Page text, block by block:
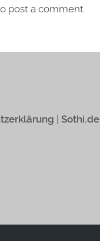
post a comment.
Sothi.de